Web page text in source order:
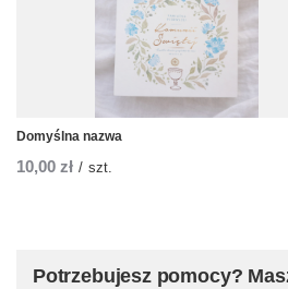
Domyślna nazwa
10,00 zł / szt.
Potrzebujesz pomocy?